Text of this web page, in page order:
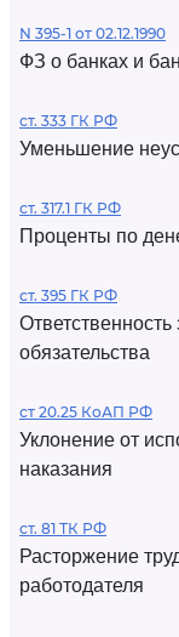
N 395-1 от 02.12.1990
ФЗ о банках и
ст. 333 ГК РФ
Уменьшение
ст. 317.1 ГК РФ
Проценты по
ст. 395 ГК РФ
обязательства
ст 20.25 КоАП РФ
Уклонение от
наказания
ст. 81 ТК РФ
Расторжение
работодателя